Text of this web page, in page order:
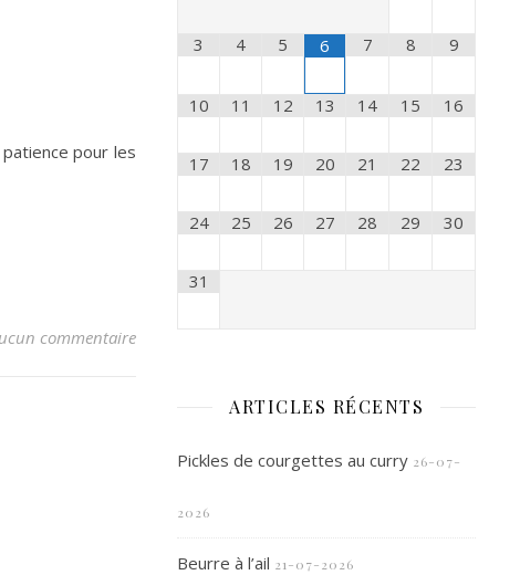
pour les
commentaire
3 4 5 6 7 8 9
10 11 12 13 14 15 16
17 18 19 20 21 22 23
24 25 26 27 28 29 30
31
ARTICLES RÉCENTS
Pickles de courgettes au curry 26-07-
2026
Beurre à l’ail 21-07-2026